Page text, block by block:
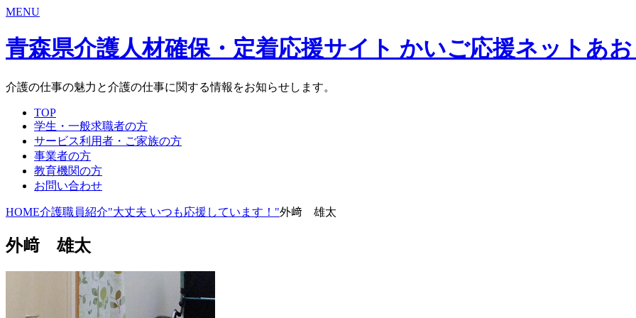
MENU
青森県介護人材確保・定着応援サイト かいご応援ネットあ
介護の仕事の魅力と介護の仕事に関する情報をお知らせします。
TOP
学生・一般求職者の方
サービス利用者・ご家族の方
事業者の方
教育機関の方
お問い合わせ
HOME介護職員紹介"大丈夫 いつも応援しています！"外﨑 雄太
外﨑 雄太